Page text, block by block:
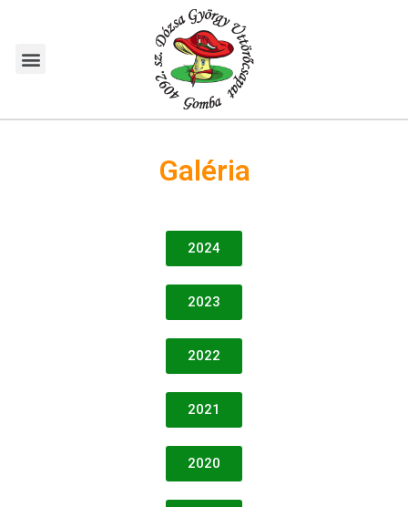
Galéria
2024
2023
2022
2021
2020